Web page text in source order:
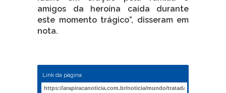
amigos da heroína caída durante
este momento trágico”, disseram em
nota.
Link da página: